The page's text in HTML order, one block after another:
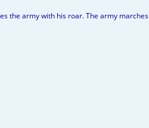
the army with his roar. The army